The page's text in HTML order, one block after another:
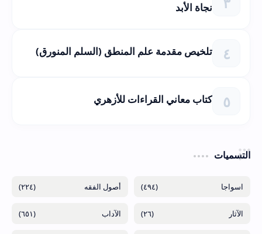
نجاة الأبد
تلخيص مقدمة علم المنطق (السلم المنورق)
كتاب معاني القراءات للأزهري
التسميات
(٤٩٤) (٢٢٤)
(٢٦) (٦٥١)